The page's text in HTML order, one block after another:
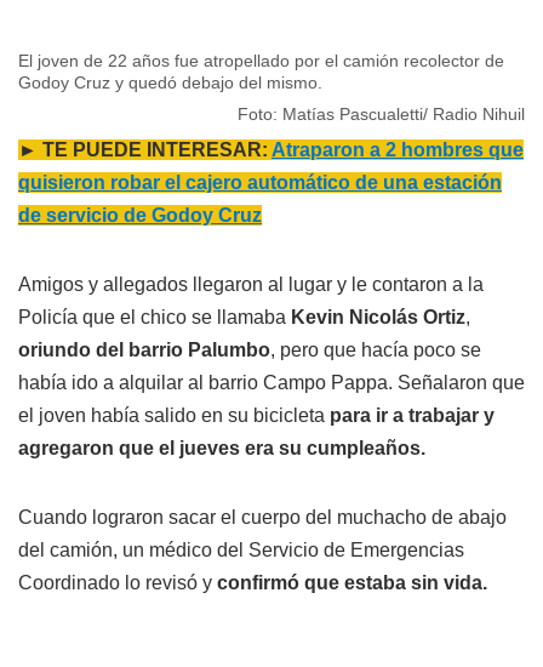
El joven de 22 años fue atropellado por el camión recolector de
Godoy Cruz y quedó debajo del mismo.
Foto: Matías Pascualetti/ Radio Nihuil
► TE PUEDE INTERESAR: Atraparon a 2 hombres que
quisieron robar el cajero automático de una estación
de servicio de Godoy Cruz
Amigos y allegados llegaron al lugar y le contaron a la
Policía que el chico se llamaba Kevin Nicolás Ortiz,
oriundo del barrio Palumbo, pero que hacía poco se
había ido a alquilar al barrio Campo Pappa. Señalaron que
el joven había salido en su bicicleta para ir a trabajar y
agregaron que el jueves era su cumpleaños.
Cuando lograron sacar el cuerpo del muchacho de abajo
del camión, un médico del Servicio de Emergencias
Coordinado lo revisó y confirmó que estaba sin vida.